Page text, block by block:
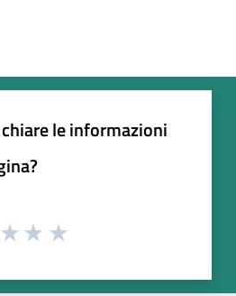
le informazioni